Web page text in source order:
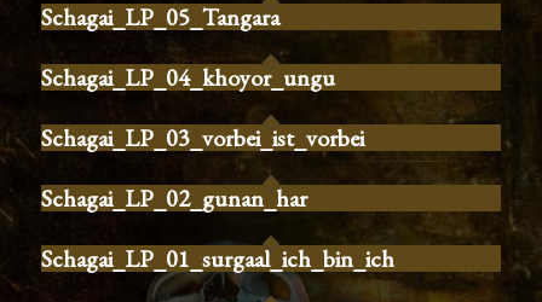
Schagai_LP_05_Tangara
Schagai_LP_04_khoyor_ungu
Schagai_LP_03_vorbei_ist_vorbei
Schagai_LP_02_gunan_har
Schagai_LP_01_surgaal_ich_bin_ich